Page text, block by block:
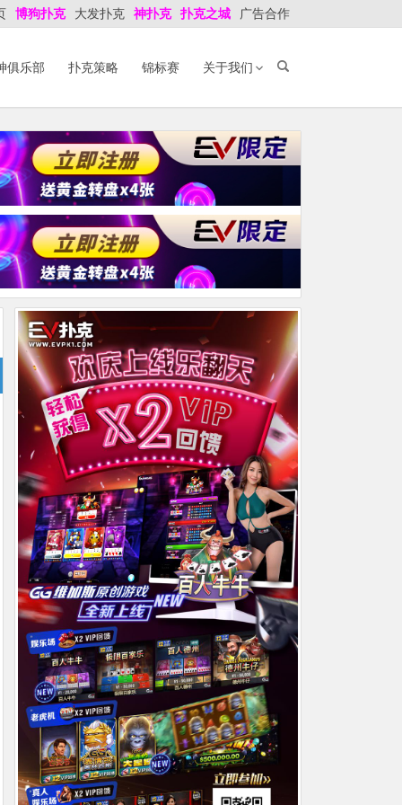
博狗扑克 大发扑克 神扑克 扑克之城 广告合作
俱乐部 扑克策略 锦标赛 关于我们